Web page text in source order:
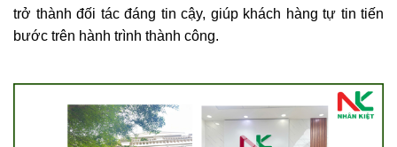
trở thành đối tác đáng tin cậy, giúp khách hàng tự tin tiến
bước trên hành trình thành công.